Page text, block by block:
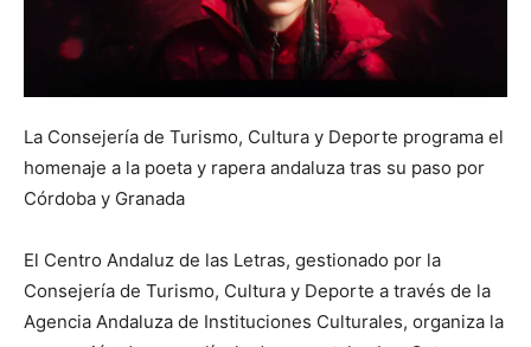
La Consejería de Turismo, Cultura y Deporte programa el
homenaje a la poeta y rapera andaluza tras su paso por
Córdoba y Granada
El Centro Andaluz de las Letras, gestionado por la
Consejería de Turismo, Cultura y Deporte a través de la
Agencia Andaluza de Instituciones Culturales, organiza la